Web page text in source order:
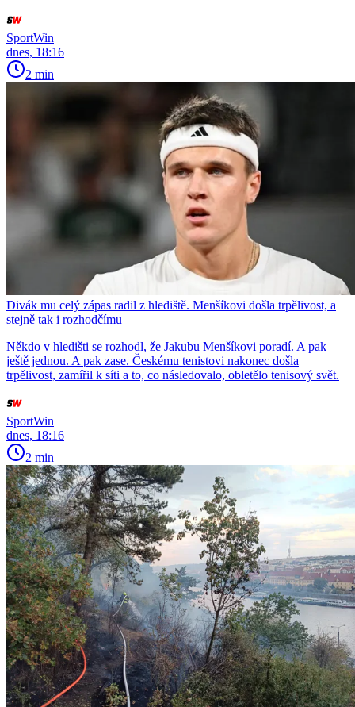
SportWin
dnes, 18:16
2 min
Divák mu celý zápas radil z hlediště. Menšíkovi došla trpělivost, a
stejně tak i rozhodčímu
Někdo v hledišti se rozhodl, že Jakubu Menšíkovi poradí. A pak
ještě jednou. A pak zase. Českému tenistovi nakonec došla
trpělivost, zamířil k síti a to, co následovalo, obletělo tenisový svět.
SportWin
dnes, 18:16
2 min